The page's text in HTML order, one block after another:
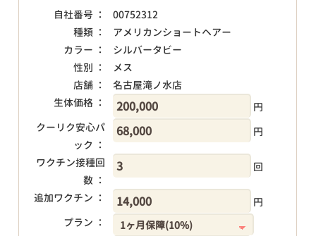
自社番号 ：
00752312
種類 ：
アメリカンショートヘアー
カラー ：
シルバータビー
性別 ：
メス
店舗 ：
名古屋滝ノ水店
生体価格 ：
円
クーリク安心パ
ック ：
円
ワクチン接種回
数 ：
回
追加ワクチン ：
円
プラン ：